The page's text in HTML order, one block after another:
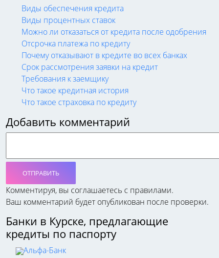
Виды обеспечения кредита
Виды процентных ставок
Можно ли отказаться от кредита после одобрения
Отсрочка платежа по кредиту
Почему отказывают в кредите во всех банках
Срок рассмотрения заявки на кредит
Требования к заемщику
Что такое кредитная история
Что такое страховка по кредиту
Добавить комментарий
ОТПРАВИТЬ
Комментируя, вы соглашаетесь c правилами.
Ваш комментарий будет опубликован после проверки.
Банки в Курске, предлагающие
кредиты по паспорту
Альфа-Банк